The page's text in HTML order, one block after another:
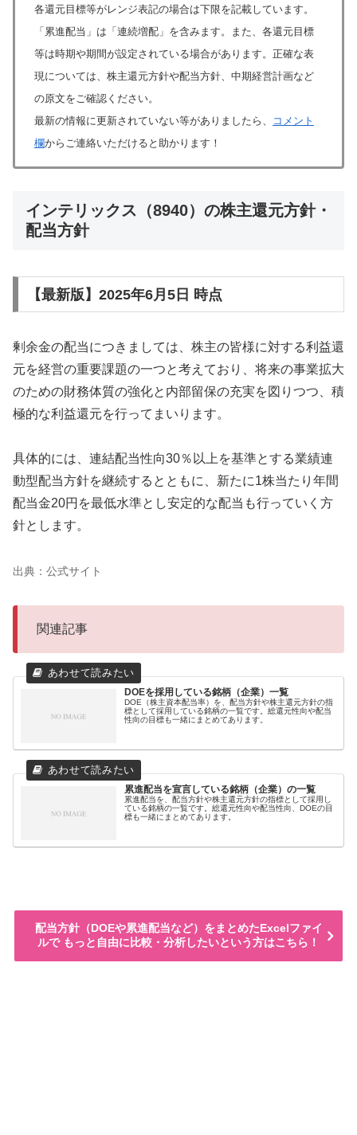
各還元目標等がレンジ表記の場合は下限を記載しています。
「累進配当」は「連続増配」を含みます。また、各還元目標
等は時期や期間が設定されている場合があります。正確な表
現については、株主還元方針や配当方針、中期経営計画など
の原文をご確認ください。
最新の情報に更新されていない等がありましたら、
コメント
欄からご連絡いただけると助かります！
インテリックス（8940）の株主還元方針・
配当方針
【最新版】2025年6月5日 時点
剰余金の配当につきましては、株主の皆様に対する利益還
元を経営の重要課題の一つと考えており、将来の事業拡大
のための財務体質の強化と内部留保の充実を図りつつ、積
極的な利益還元を行ってまいります。
具体的には、連結配当性向30％以上を基準とする業績連
動型配当方針を継続するとともに、新たに1株当たり年間
配当金20円を最低水準とし安定的な配当も行っていく方
針とします。
出典：公式サイト
関連記事
DOEを採用している銘柄（企業）一覧
DOE（株主資本配当率）を、配当方針や株主還元方針の指
標として採用している銘柄の一覧です。総還元性向や配当
性向の目標も一緒にまとめてあります。
累進配当を宣言している銘柄（企業）の一覧
累進配当を、配当方針や株主還元方針の指標として採用し
ている銘柄の一覧です。総還元性向や配当性向、DOEの目
標も一緒にまとめてあります。
配当方針（DOEや累進配当など）をまとめたExcelファイ
ルで もっと自由に比較・分析したいという方はこちら！